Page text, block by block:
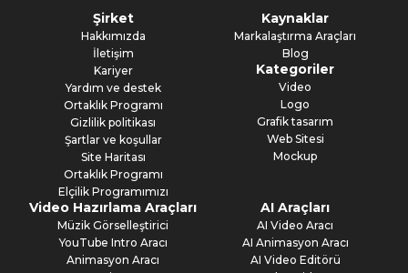
Şirket
Hakkımızda
İletişim
Kariyer
Yardım ve destek
Ortaklık Programı
Gizlilik politikası
Şartlar ve koşullar
Site Haritası
Ortaklık Programı
Elçilik Programımızı
Kaynaklar
Markalaştırma Araçları
Blog
Kategoriler
Video
Logo
Grafik tasarım
Web Sitesi
Mockup
Video Hazırlama Araçları
Müzik Görselleştirici
YouTube Intro Aracı
Animasyon Aracı
AI Araçları
AI Video Aracı
AI Animasyon Aracı
AI Video Editörü